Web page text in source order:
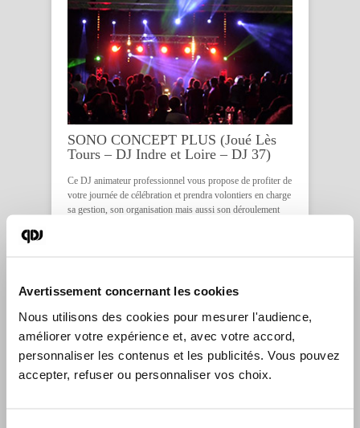
Avertissement concernant les cookies
Nous utilisons des cookies pour mesurer l'audience,
améliorer votre expérience et, avec votre accord,
personnaliser les contenus et les publicités. Vous pouvez
accepter, refuser ou personnaliser vos choix.
SONO CONCEPT PLUS (Joué Lès
Tours – DJ Indre et Loire – DJ 37)
Ce DJ animateur professionnel vous propose de profiter de
votre journée de célébration et prendra volontiers en charge
sa gestion, son organisation mais aussi son déroulement